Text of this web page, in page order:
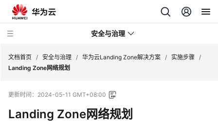
安全与治理
网
基
文档首页 / 安全与治理 / 华为云Landing Zone解决方案 / 实施步骤
/
Landing Zone网络规划
更新时间： 2024-05-11 GMT+08:00
Landing Zone网络规划